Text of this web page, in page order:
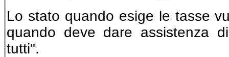
Lo stato quando esige le tasse
quando deve dare assistenza
tutti".